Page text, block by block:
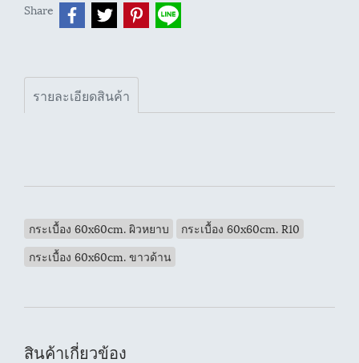
Share
รายละเอียดสินค้า
กระเบื้อง 60x60cm. ผิวหยาบ
กระเบื้อง 60x60cm. R10
กระเบื้อง 60x60cm. ขาวด้าน
สินค้าเกี่ยวข้อง